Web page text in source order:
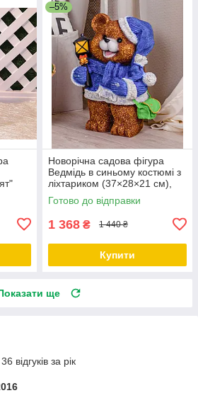
–5%
Новорічна садова фігура
Ведмідь в синьому костюмі з
ліхтариком (37×28×21 см),
новорічний декор для саду і
двору
Готово до відправки
1 368 ₴ 1 440 ₴
Купити
ще
відгуків за рік